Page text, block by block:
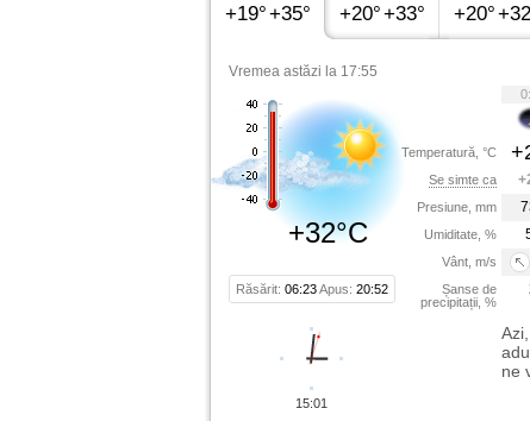
+19°+35° +20°+33° +20°
Vremea astăzi la 17:55
+32°C
Răsărit: 06:23Apus: 20:52
Temperatură, °C
Se simte ca
Presiune, mm
Umiditate, %
Vânt, m/s
Șanse de
precipitații, %
ne
15:01